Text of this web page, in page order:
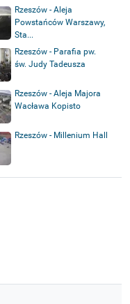
Rzeszów - Aleja
Powstańców Warszawy,
Sta...
Rzeszów - Parafia pw.
św. Judy Tadeusza
Rzeszów - Aleja Majora
Wacława Kopisto
Rzeszów - Millenium Hall